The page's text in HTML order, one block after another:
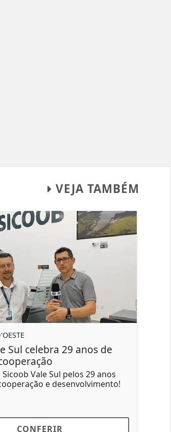
VEJA TAMBÉM
SÃO JORGE D'OESTE
Prefeitura e Defesa Civil
ações preventivas diante da
de chuvas...
A Prefeitura orienta a população a